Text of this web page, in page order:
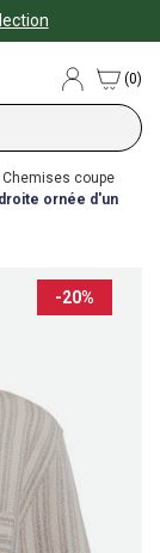
(0)
Chemises coupe
ornée d'un
-20%